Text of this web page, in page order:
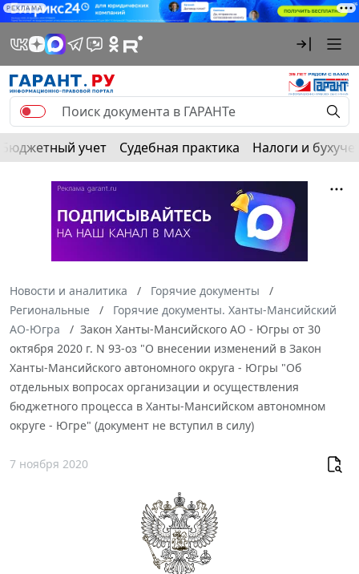
РЕКЛАМА
Бюджетный учет Судебная практика Налоги и
Новости и аналитика
Горячие документы
Региональные
Горячие документы. Ханты-Мансийский
АО-Югра
Закон Ханты-Мансийского АО - Югры от 30
октября 2020 г. N 93-оз "О внесении изменений в Закон
Ханты-Мансийского автономного округа - Югры "Об
отдельных вопросах организации и осуществления
бюджетного процесса в Ханты-Мансийском автономном
округе - Югре" (документ не вступил в силу)
7 ноября 2020